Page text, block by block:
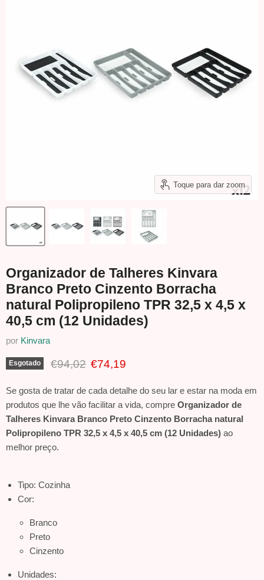
Toque para dar zoom
Organizador de Talheres Kinvara
Branco Preto Cinzento Borracha
natural Polipropileno TPR 32,5 x 4,5 x
40,5 cm (12 Unidades)
por Kinvara
Esgotado Preço Original
€94,02 Preço Atual
€74,19
Se gosta de tratar de cada detalhe do seu lar e estar na moda em
produtos que lhe vão facilitar a vida, compre Organizador de
Talheres Kinvara Branco Preto Cinzento Borracha natural
Polipropileno TPR 32,5 x 4,5 x 40,5 cm (12 Unidades) ao
melhor preço.
Tipo: Cozinha
Cor:
Branco
Preto
Cinzento
Unidades: